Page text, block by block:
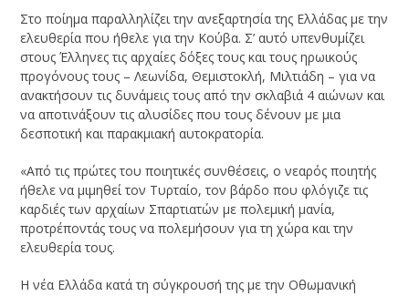
Στο ποίημα παραλληλίζει την ανεξαρτησία της Ελλάδας με την
ελευθερία που ήθελε για την Κούβα. Σ’ αυτό υπενθυμίζει
στους Έλληνες τις αρχαίες δόξες τους και τους ηρωικούς
προγόνους τους – Λεωνίδα, Θεμιστοκλή, Μιλτιάδη – για να
ανακτήσουν τις δυνάμεις τους από την σκλαβιά 4 αιώνων και
να αποτινάξουν τις αλυσίδες που τους δένουν με μια
δεσποτική και παρακμιακή αυτοκρατορία.
«Από τις πρώτες του ποιητικές συνθέσεις, ο νεαρός ποιητής
ήθελε να μιμηθεί τον Τυρταίο, τον βάρδο που φλόγιζε τις
καρδιές των αρχαίων Σπαρτιατών με πολεμική μανία,
προτρέποντάς τους να πολεμήσουν για τη χώρα και την
ελευθερία τους.
Η νέα Ελλάδα κατά τη σύγκρουσή της με την Οθωμανική